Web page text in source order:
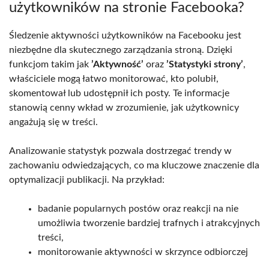
użytkowników na stronie Facebooka?
Śledzenie aktywności użytkowników na Facebooku jest
niezbędne dla skutecznego zarządzania stroną. Dzięki
funkcjom takim jak ’Aktywność’ oraz ’Statystyki strony’,
właściciele mogą łatwo monitorować, kto polubił,
skomentował lub udostępnił ich posty. Te informacje
stanowią cenny wkład w zrozumienie, jak użytkownicy
angażują się w treści.
Analizowanie statystyk pozwala dostrzegać trendy w
zachowaniu odwiedzających, co ma kluczowe znaczenie dla
optymalizacji publikacji. Na przykład:
badanie popularnych postów oraz reakcji na nie
umożliwia tworzenie bardziej trafnych i atrakcyjnych
treści,
monitorowanie aktywności w skrzynce odbiorczej